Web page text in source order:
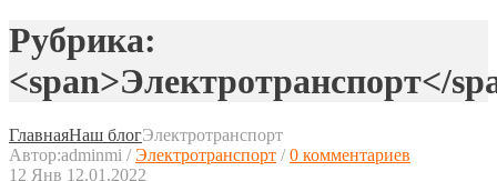
Рубрика:
<span>Электротранспорт</
ГлавнаяНаш блогЭлектротранспорт
Автор:adminmi / Электротранспорт / 0 комментариев
12 Янв 12.01.2022